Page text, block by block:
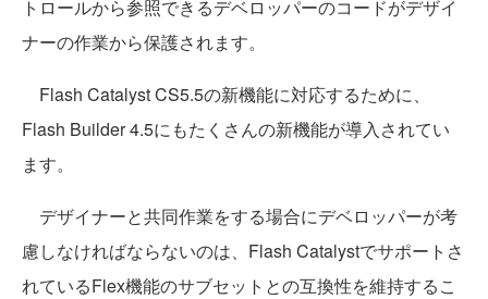
トロールから参照できるデベロッパーのコードがデザイ
ナーの作業から保護されます。
Flash Catalyst CS5.5の新機能に対応するために、
Flash Builder 4.5にもたくさんの新機能が導入されてい
ます。
デザイナーと共同作業をする場合にデベロッパーが考
慮しなければならないのは、Flash Catalystでサポートさ
れているFlex機能のサブセットとの互換性を維持するこ